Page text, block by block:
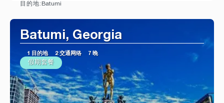
目的地: Batumi
Batumi, Georgia
1 目的地 2 交通网络 7 晚
假期套餐